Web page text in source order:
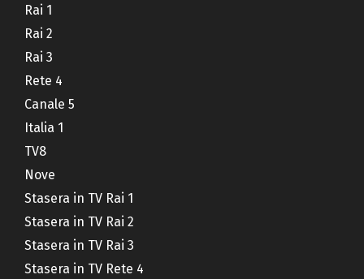
Rai 1
Rai 2
Rai 3
Rete 4
Canale 5
Italia 1
TV8
Nove
Stasera in TV Rai 1
Stasera in TV Rai 2
Stasera in TV Rai 3
Stasera in TV Rete 4